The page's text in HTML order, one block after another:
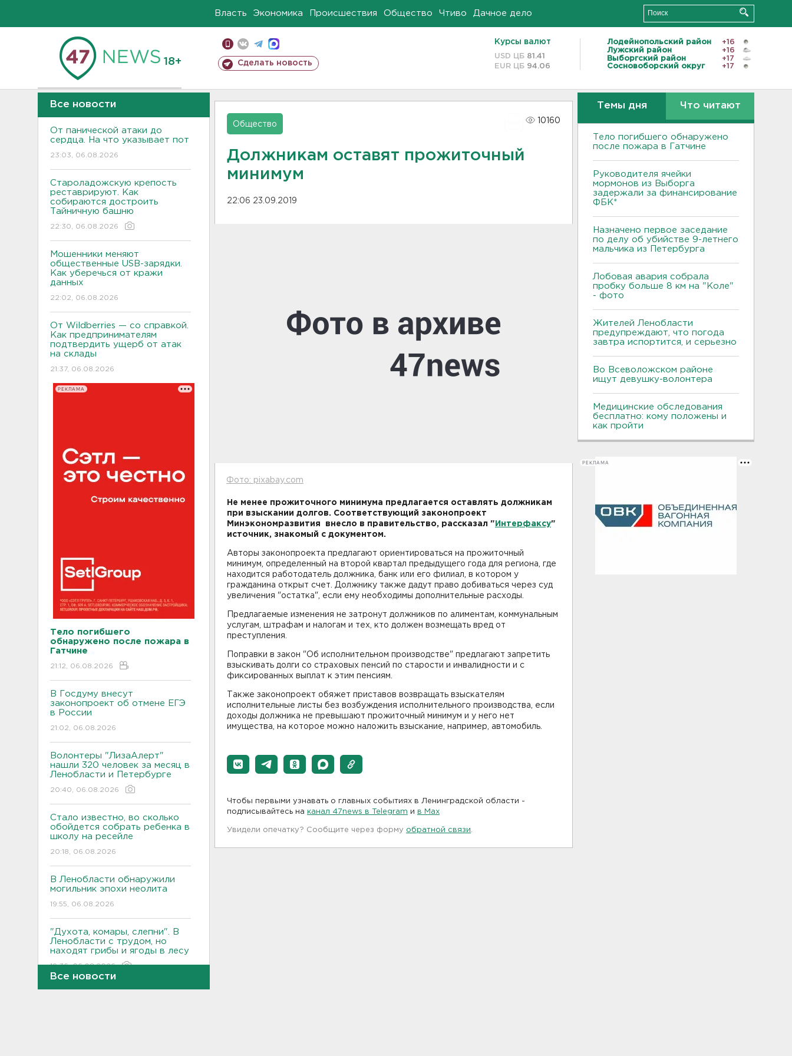
Власть Экономика Происшествия Общество Чтиво Дачное дело
18+ Сделать новость
Курсы валют
USD ЦБ 81.41
EUR ЦБ 94.06
Лодейнопольский район
+16
Лужский район
+16
Выборгский район
+17
Сосновоборский округ
+17
Все новости
От панической атаки до
сердца. На что указывает пот
23:03, 06.08.2026
Староладожскую крепость
реставрируют. Как
собираются достроить
Тайничную башню
22:30, 06.08.2026
Мошенники меняют
общественные USB-зарядки.
Как уберечься от кражи
данных
22:02, 06.08.2026
От Wildberries — со справкой.
Как предпринимателям
подтвердить ущерб от атак
на склады
21:37, 06.08.2026
РЕКЛАМА
Тело погибшего
обнаружено после пожара в
Гатчине
21:12, 06.08.2026
В Госдуму внесут
законопроект об отмене ЕГЭ
в России
21:02, 06.08.2026
Волонтеры "ЛизаАлерт"
нашли 320 человек за месяц в
Ленобласти и Петербурге
20:40, 06.08.2026
Стало известно, во сколько
обойдется собрать ребенка в
школу на ресейле
20:18, 06.08.2026
В Ленобласти обнаружили
могильник эпохи неолита
19:55, 06.08.2026
"Духота, комары, слепни". В
Ленобласти с трудом, но
находят грибы и ягоды в лесу
19:36, 06.08.2026
Все новости
Общество
10160
Должникам оставят прожиточный
минимум
22:06 23.09.2019
Фото: pixabay.com
Не менее прожиточного минимума предлагается оставлять должникам
при взыскании долгов. Соответствующий законопроект
Минэкономразвития внесло в правительство, рассказал " Интерфаксу"
источник, знакомый с документом.
Авторы законопроекта предлагают ориентироваться на прожиточный
минимум, определенный на второй квартал предыдущего года для региона, где
находится работодатель должника, банк или его филиал, в котором у
гражданина открыт счет. Должнику также дадут право добиваться через суд
увеличения "остатка", если ему необходимы дополнительные расходы.
Предлагаемые изменения не затронут должников по алиментам, коммунальным
услугам, штрафам и налогам и тех, кто должен возмещать вред от
преступления.
Поправки в закон "Об исполнительном производстве" предлагают запретить
взыскивать долги со страховых пенсий по старости и инвалидности и с
фиксированных выплат к этим пенсиям.
Также законопроект обяжет приставов возвращать взыскателям
исполнительные листы без возбуждения исполнительного производства, если
доходы должника не превышают прожиточный минимум и у него нет
имущества, на которое можно наложить взыскание, например, автомобиль.
Чтобы первыми узнавать о главных событиях в Ленинградской области -
подписывайтесь на канал 47news в Telegram и в Maх
Увидели опечатку? Сообщите через форму обратной связи
Темы дня Что читают
Тело погибшего обнаружено
после пожара в Гатчине
Руководителя ячейки
мормонов из Выборга
задержали за финансирование
ФБК*
Назначено первое заседание
по делу об убийстве 9-летнего
мальчика из Петербурга
Лобовая авария собрала
пробку больше 8 км на "Коле"
- фото
Жителей Ленобласти
предупреждают, что погода
завтра испортится, и серьезно
Во Всеволожском районе
ищут девушку-волонтера
Медицинские обследования
бесплатно: кому положены и
как пройти
РЕКЛАМА